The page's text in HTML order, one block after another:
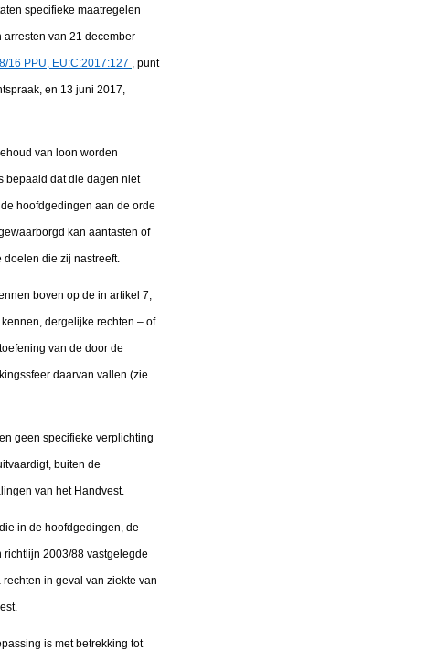
specifieke maatregelen
van 21 december
16 PPU, EU:C:2017:127 , punt
en 13 juni 2017,
van loon worden
bepaald dat die dagen niet
hoofdgedingen aan de orde
kan aantasten of
die zij nastreeft.
boven op de in artikel 7,
dergelijke rechten – of
van de door de
daarvan vallen (zie
geen specifieke verplichting
buiten de
van het Handvest.
in de hoofdgedingen, de
2003/88 vastgelegde
in geval van ziekte van
is met betrekking tot